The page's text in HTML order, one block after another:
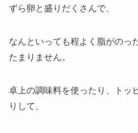
ずら卵と盛りだくさんで、
なんといっても程よく脂がのっ
たまりません。
卓上の調味料を使ったり、トッ
りして、